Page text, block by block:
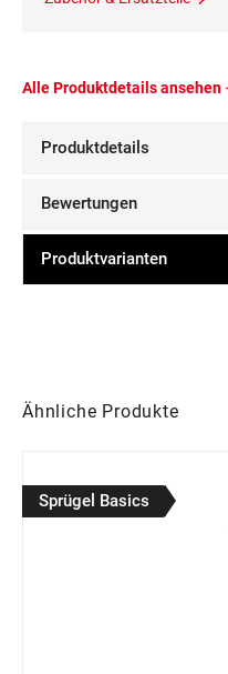
Alle Produktdetails ansehen
Produktdetails
Bewertungen
Produktvarianten
Produktgalerie überspringen
Ähnliche Produkte
Sprügel Basics